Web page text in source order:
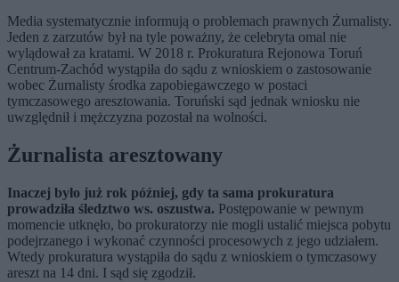
Media systematycznie informują o problemach prawnych Żurnalisty.
Jeden z zarzutów był na tyle poważny, że celebryta omal nie
wylądował za kratami. W 2018 r. Prokuratura Rejonowa Toruń
Centrum-Zachód wystąpiła do sądu z wnioskiem o zastosowanie
wobec Żurnalisty środka zapobiegawczego w postaci
tymczasowego aresztowania. Toruński sąd jednak wniosku nie
uwzględnił i mężczyzna pozostał na wolności.
Żurnalista aresztowany
Inaczej było już rok później, gdy ta sama prokuratura
prowadziła śledztwo ws. oszustwa. Postępowanie w pewnym
momencie utknęło, bo prokuratorzy nie mogli ustalić miejsca pobytu
podejrzanego i wykonać czynności procesowych z jego udziałem.
Wtedy prokuratura wystąpiła do sądu z wnioskiem o tymczasowy
areszt na 14 dni. I sąd się zgodził.